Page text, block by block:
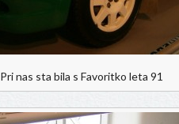
Pri nas sta bila s Favoritko leta 91